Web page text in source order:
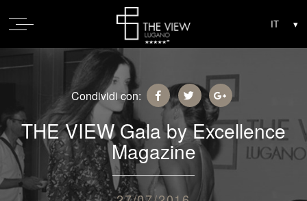
Condividi con:
THE VIEW Gala by Excellence
Magazine